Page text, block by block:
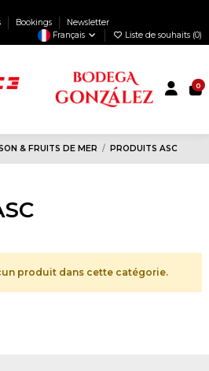
Bookings
Newsletter
Français
Liste de souhaits (0)
0
& FRUITS DE MER PRODUITS ASC
produit dans cette catégorie.